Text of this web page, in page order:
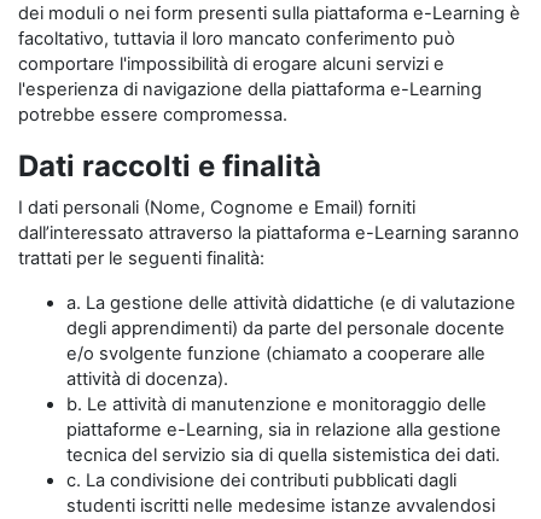
dei moduli o nei form presenti sulla piattaforma e-Learning è
facoltativo, tuttavia il loro mancato conferimento può
comportare l'impossibilità di erogare alcuni servizi e
l'esperienza di navigazione della piattaforma e-Learning
potrebbe essere compromessa.
Dati raccolti e finalità
I dati personali (Nome, Cognome e Email) forniti
dall’interessato attraverso la piattaforma e-Learning saranno
trattati per le seguenti finalità:
a. La gestione delle attività didattiche (e di valutazione
degli apprendimenti) da parte del personale docente
e/o svolgente funzione (chiamato a cooperare alle
attività di docenza).
b. Le attività di manutenzione e monitoraggio delle
piattaforme e-Learning, sia in relazione alla gestione
tecnica del servizio sia di quella sistemistica dei dati.
c. La condivisione dei contributi pubblicati dagli
studenti iscritti nelle medesime istanze avvalendosi